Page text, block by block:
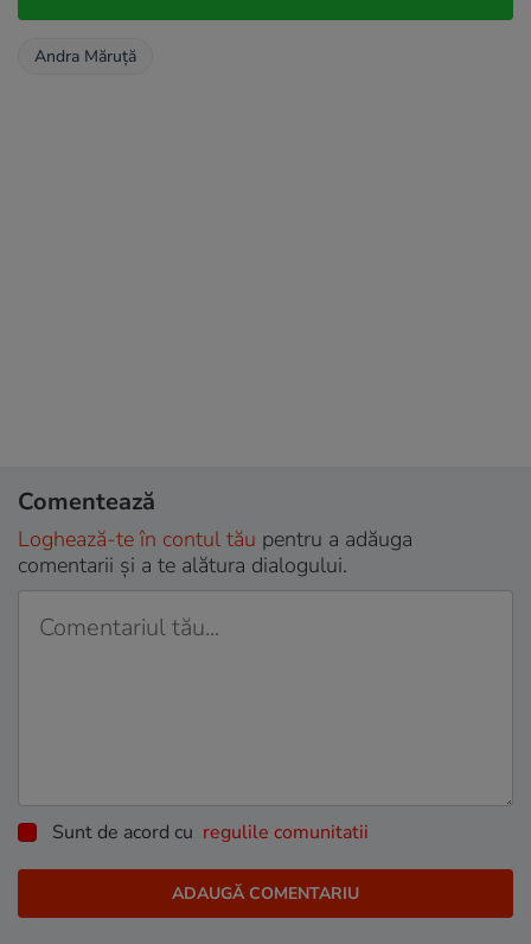
Andra Măruță
Comentează
Loghează-te în contul tău pentru a adăuga
comentarii și a te alătura dialogului.
Sunt de acord cu regulile comunitatii